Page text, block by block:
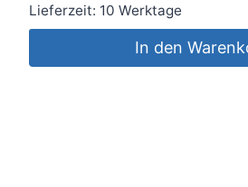
Lieferzeit: 10 Werktage
In den